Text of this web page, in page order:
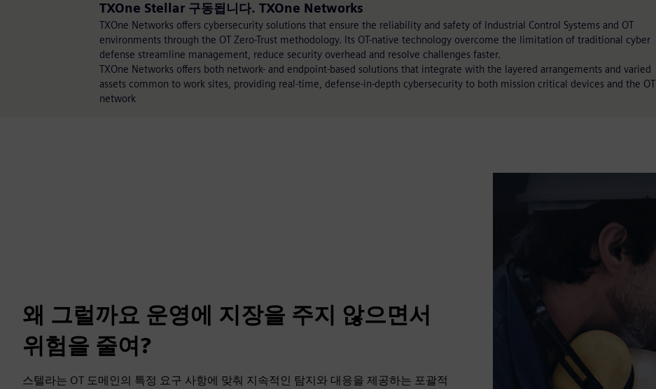
TXOne Stellar 구동됩니다. TXOne Networks
TXOne Networks offers cybersecurity solutions that ensure the reliability and safety of Industrial Control Systems and OT
environments through the OT Zero-Trust methodology. Its OT-native technology overcome the limitation of traditional cyber
defense streamline management, reduce security overhead and resolve challenges faster.
TXOne Networks offers both network- and endpoint-based solutions that integrate with the layered arrangements and varied
assets common to work sites, providing real-time, defense-in-depth cybersecurity to both mission critical devices and the OT
network
왜 그럴까요 운영에 지장을 주지 않으면서
위험을 줄여?
스텔라는 OT 도메인의 특정 요구 사항에 맞춰 지속적인 탐지와 대응을 제공하는 포괄적